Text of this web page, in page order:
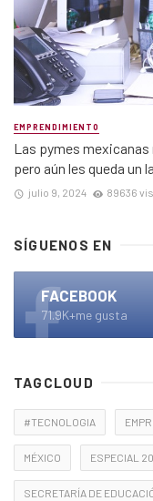
EMPRENDIMIENTO
Las pymes
pero aún les queda un
julio 9, 2024 89636
SÍGUENOS EN
FACEBOOK
71.9K+me gusta
TAGCLOUD
#TECNOLOGIA
MÉXICO ESPECIAL
SECRETARÍA DE